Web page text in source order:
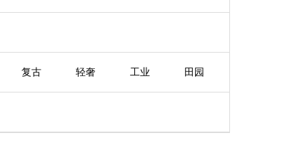
复古 轻奢 工业 田园